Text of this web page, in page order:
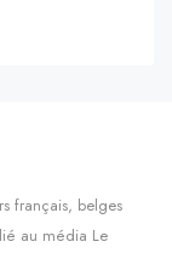
français, belges
au média Le